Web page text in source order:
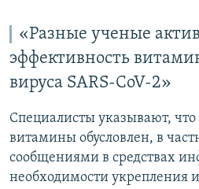
«Разные ученые
эффективность
вируса SARS-CoV-2»
Специалисты указывают, что
витамины обусловлен, в
сообщениями в средствах
необходимости укрепления